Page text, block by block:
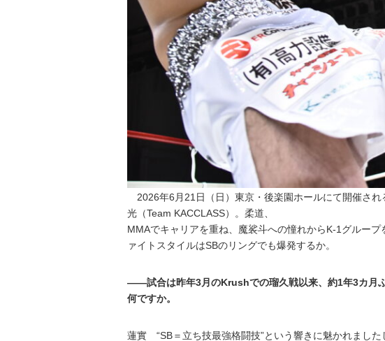
2026年6月21日（日）東京・後楽園ホールにて開催さ
光（Team KACCLASS）。柔道、
MMAでキャリアを重ね、魔裟斗への憧れからK-1グルー
ァイトスタイルはSBのリングでも爆発するか。
――試合は昨年3月のKrushでの瑠久戦以来、約1年3カ月
何ですか。
蓮實 “SB＝立ち技最強格闘技”という響きに魅かれまし